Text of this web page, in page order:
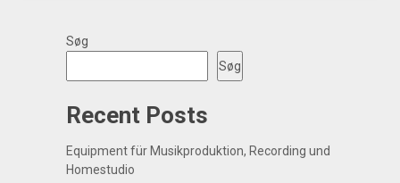
Søg
Søg
Recent Posts
Equipment für Musikproduktion, Recording und
Homestudio